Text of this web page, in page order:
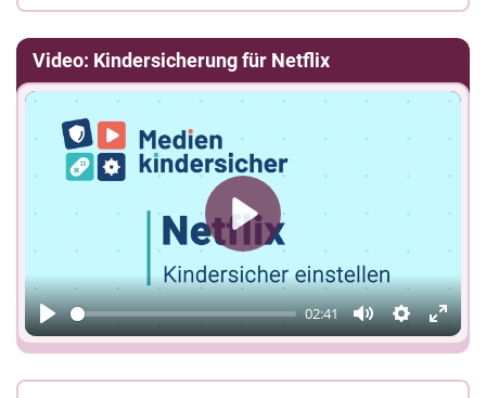
Video: Kindersicherung für Netflix
Play
02:41
Mute
Enter
Play